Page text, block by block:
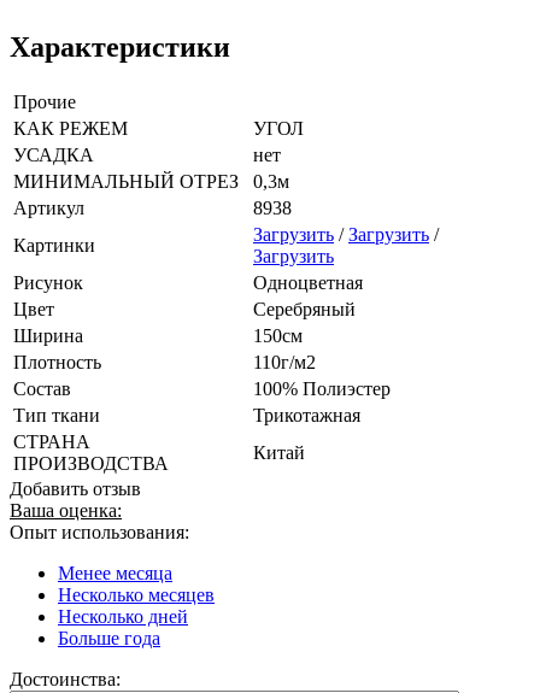
Характеристики
Прочие
КАК РЕЖЕМ
УГОЛ
УСАДКА
нет
МИНИМАЛЬНЫЙ ОТРЕЗ
0,3м
Артикул
8938
Картинки
Загрузить /Загрузить /
Загрузить
Рисунок
Одноцветная
Цвет
Серебряный
Ширина
150см
Плотность
110г/м2
Состав
100% Полиэстер
Тип ткани
Трикотажная
СТРАНА
ПРОИЗВОДСТВА
Китай
Добавить отзыв
Ваша оценка:
Опыт использования:
Менее месяца
Несколько месяцев
Несколько дней
Больше года
Достоинства: